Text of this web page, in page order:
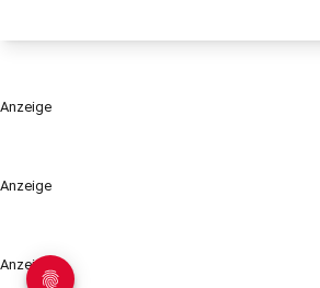
Anzeige
Anzeige
Anzeige